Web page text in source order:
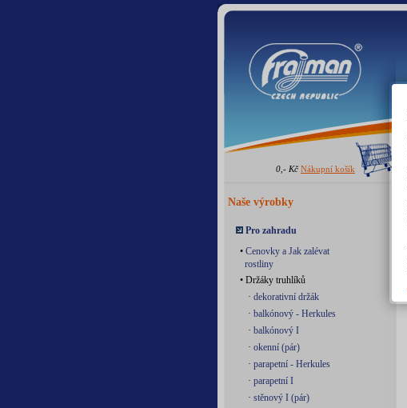
0,- Kč Nákupní košík
Naše výrobky
Pro zahradu
• Cenovky a Jak zalévat
rostliny
• Držáky truhlíků
· dekorativní držák
· balkónový - Herkules
· balkónový I
· okenní (pár)
· parapetní - Herkules
· parapetní I
· stěnový I (pár)